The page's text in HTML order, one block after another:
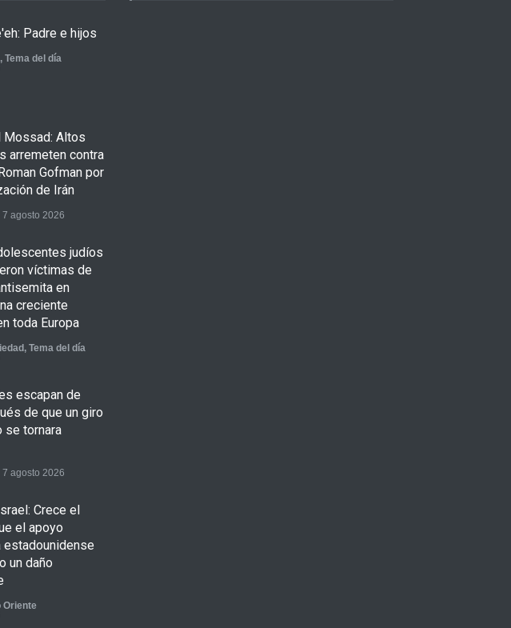
Padre e hijos
, Tema del día
Mossad: Altos
arremeten contra
Gofman por
de Irán
7 agosto 2026
judíos
víctimas de
en
creciente
toda Europa
, Tema del día
escapan de
de que un giro
se tornara
7 agosto 2026
Crece el
el apoyo
un daño
Oriente